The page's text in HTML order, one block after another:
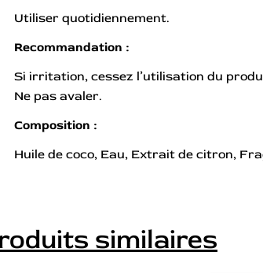
Utiliser quotidiennement.
Recommandation :
Si irritation, cessez l’utilisation du
Ne pas avaler.
Composition :
Huile de coco, Eau, Extrait de citron,
similaires